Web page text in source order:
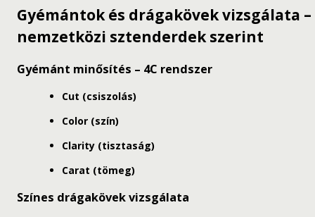
Gyémántok és drágakövek vizsgálata –
nemzetközi sztenderdek szerint
Gyémánt minősítés – 4C rendszer
Cut (csiszolás)
Color (szín)
Clarity (tisztaság)
Carat (tömeg)
Színes drágakövek vizsgálata